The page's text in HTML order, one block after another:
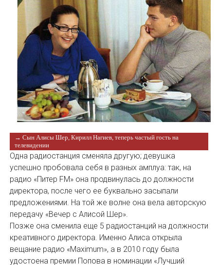
→ Сын Алисы Шер, Кирилл Нагиев, теперь частый гость на
телевидении
Одна радиостанция сменяла другую; девушка
успешно пробовала себя в разных амплуа: так, на
радио «Питер FM» она продвинулась до должности
директора, после чего ее буквально засыпали
предложениями. На той же волне она вела авторскую
передачу «Вечер с Алисой Шер».
Позже она сменила еще 5 радиостанций на должности
креативного директора. Именно Алиса открыла
вещание радио «Maximum», а в 2010 году была
удостоена премии Попова в номинации «Лучший